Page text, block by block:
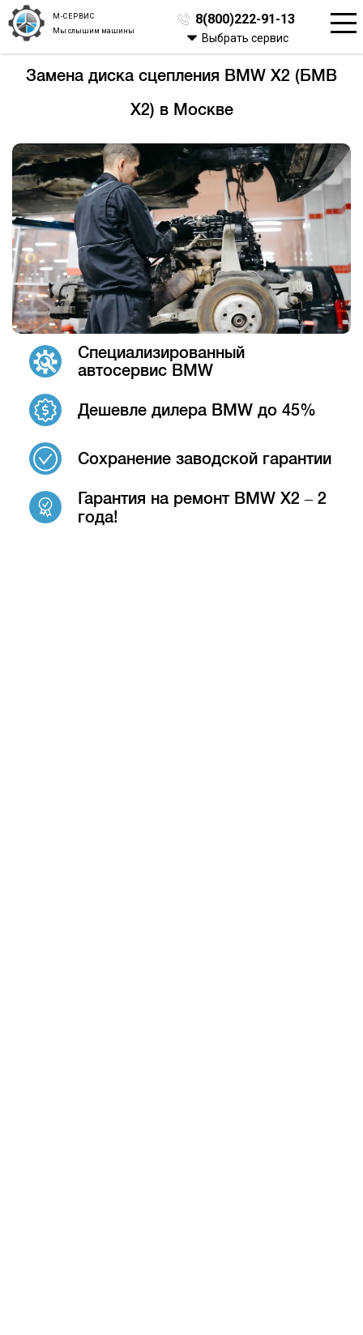
М-СЕРВИС
Мы слышим машины
8(800)222-91-13
Выбрать сервис
Замена диска сцепления BMW X2 (БМВ
Х2) в Москве
Специализированный
автосервис BMW
Дешевле дилера BMW до 45%
Сохранение заводской гарантии
Гарантия на ремонт BMW X2 – 2
года!